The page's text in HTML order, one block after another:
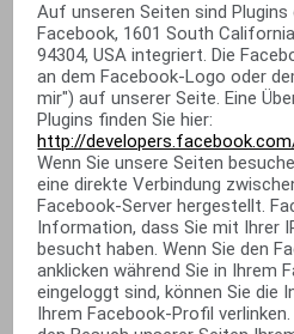
Auf unseren Seiten sind
Facebook, 1601 South
94304, USA integriert. Die
an dem Facebook-Logo oder
mir") auf unserer Seite. Eine
Plugins finden Sie hier:
http://
Wenn Sie unsere Seiten
eine direkte Verbindung
Facebook-Server hergestellt.
Information, dass Sie mit Ihrer
besucht haben. Wenn Sie den
anklicken während Sie in Ihrem
eingeloggt sind, können Sie die
Ihrem Facebook-Profil